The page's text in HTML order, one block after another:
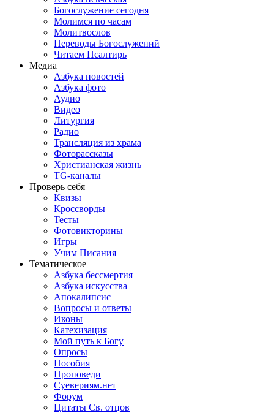
Богослужение сегодня
Молимся по часам
Молитвослов
Переводы Богослужений
Читаем Псалтирь
Медиа
Азбука новостей
Азбука фото
Аудио
Видео
Литургия
Радио
Трансляция из храма
Фоторассказы
Христианская жизнь
TG-каналы
Проверь себя
Квизы
Кроссворды
Тесты
Фотовикторины
Игры
Учим Писания
Тематическое
Азбука бессмертия
Азбука искусства
Апокалипсис
Вопросы и ответы
Иконы
Катехизация
Мой путь к Богу
Опросы
Пособия
Проповеди
Суевериям.нет
Форум
Цитаты Св. отцов